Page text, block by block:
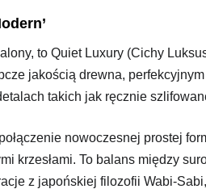
to Quiet Luxury (Cichy
jakością drewna,
takich jak ręcznie
nowoczesnej prostej
krzesłami. To balans między
z japońskiej filozofii Wabi-